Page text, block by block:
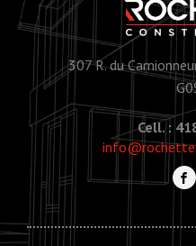
307 R. du
Cell. :